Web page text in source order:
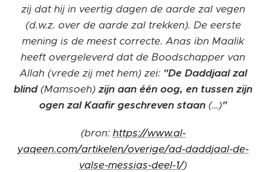
zij dat hij in veertig dagen de aarde zal vegen
(d.w.z. over de aarde zal trekken). De eerste
mening is de meest correcte. Anas ibn Maalik
heeft overgeleverd dat de Boodschapper van
Allah (vrede zij met hem) zei: "De Daddjaal zal
blind (Mamsoeh) zijn aan één oog, en tussen zijn
ogen zal Kaafir geschreven staan (…)"
(bron: https://www.al-
yaqeen.com/artikelen/overige/ad-daddjaal-de-
valse-messias-deel-1/)